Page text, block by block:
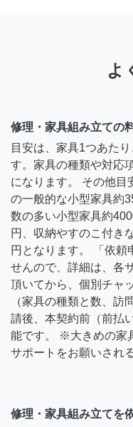
よ
修理・家具組み立ての
目安は、家具1つあた
す。家具の種類や対応
になります。 その他目
の一般的な小型家具約
数の多い小型家具約
円、収納やすのこ付き
円となります。 「依頼
せんので、詳細は、各
頂いてから、個別チャ
（家具の種類と数、
請後、本契約前（前払
能です。 ※大きめの家
サポートをお願いされ
修理・家具組み立てを